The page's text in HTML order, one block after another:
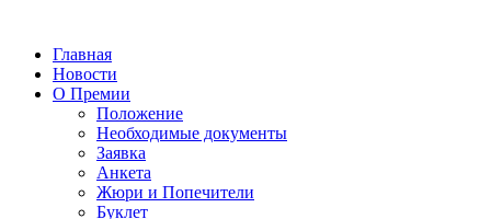
Главная
Новости
О Премии
Положение
Необходимые документы
Заявка
Анкета
Жюри и Попечители
Буклет